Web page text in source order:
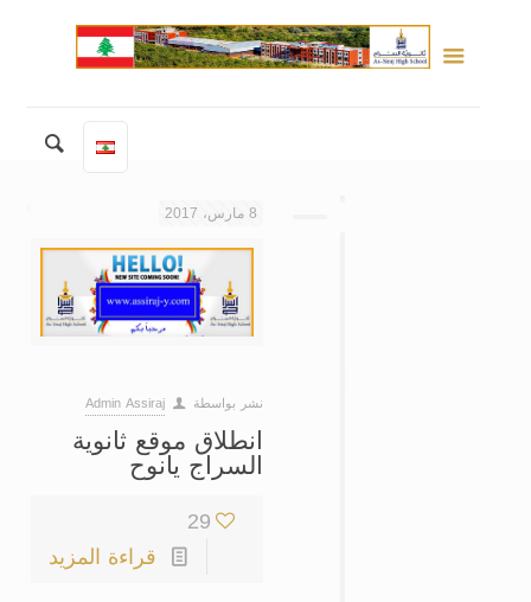
8 مارس، 2017
نشر بواسطة Admin Assiraj
انطلاق موقع ثانوية
السراج يانوح
29
قراءة المزيد